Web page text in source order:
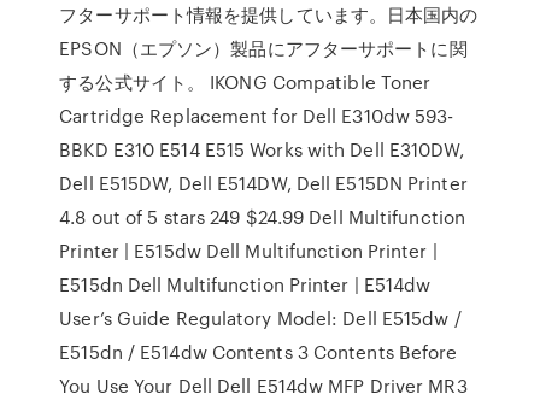
フターサポート情報を提供しています。日本国内の
EPSON（エプソン）製品にアフターサポートに関
する公式サイト。 IKONG Compatible Toner
Cartridge Replacement for Dell E310dw 593-
BBKD E310 E514 E515 Works with Dell E310DW,
Dell E515DW, Dell E514DW, Dell E515DN Printer
4.8 out of 5 stars 249 $24.99 Dell Multifunction
Printer | E515dw Dell Multifunction Printer |
E515dn Dell Multifunction Printer | E514dw
User’s Guide Regulatory Model: Dell E515dw /
E515dn / E514dw Contents 3 Contents Before
You Use Your Dell Dell E514dw MFP Driver MR3